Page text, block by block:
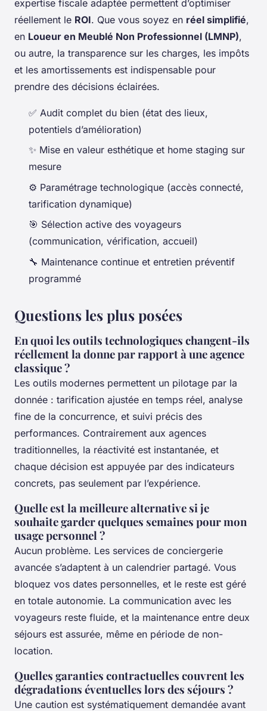
expertise fiscale adaptée permettent d’optimiser
réellement le ROI. Que vous soyez en réel simplifié,
en Loueur en Meublé Non Professionnel (LMNP),
ou autre, la transparence sur les charges, les impôts
et les amortissements est indispensable pour
prendre des décisions éclairées.
✅ Audit complet du bien (état des lieux,
potentiels d’amélioration)
✨ Mise en valeur esthétique et home staging sur
mesure
⚙️ Paramétrage technologique (accès connecté,
tarification dynamique)
🎯 Sélection active des voyageurs
(communication, vérification, accueil)
🔧 Maintenance continue et entretien préventif
programmé
Questions les plus posées
En quoi les outils technologiques changent-ils
réellement la donne par rapport à une agence
classique ?
Les outils modernes permettent un pilotage par la
donnée : tarification ajustée en temps réel, analyse
fine de la concurrence, et suivi précis des
performances. Contrairement aux agences
traditionnelles, la réactivité est instantanée, et
chaque décision est appuyée par des indicateurs
concrets, pas seulement par l’expérience.
Quelle est la meilleure alternative si je
souhaite garder quelques semaines pour mon
usage personnel ?
Aucun problème. Les services de conciergerie
avancée s’adaptent à un calendrier partagé. Vous
bloquez vos dates personnelles, et le reste est géré
en totale autonomie. La communication avec les
voyageurs reste fluide, et la maintenance entre deux
séjours est assurée, même en période de non-
location.
Quelles garanties contractuelles couvrent les
dégradations éventuelles lors des séjours ?
Une caution est systématiquement demandée avant